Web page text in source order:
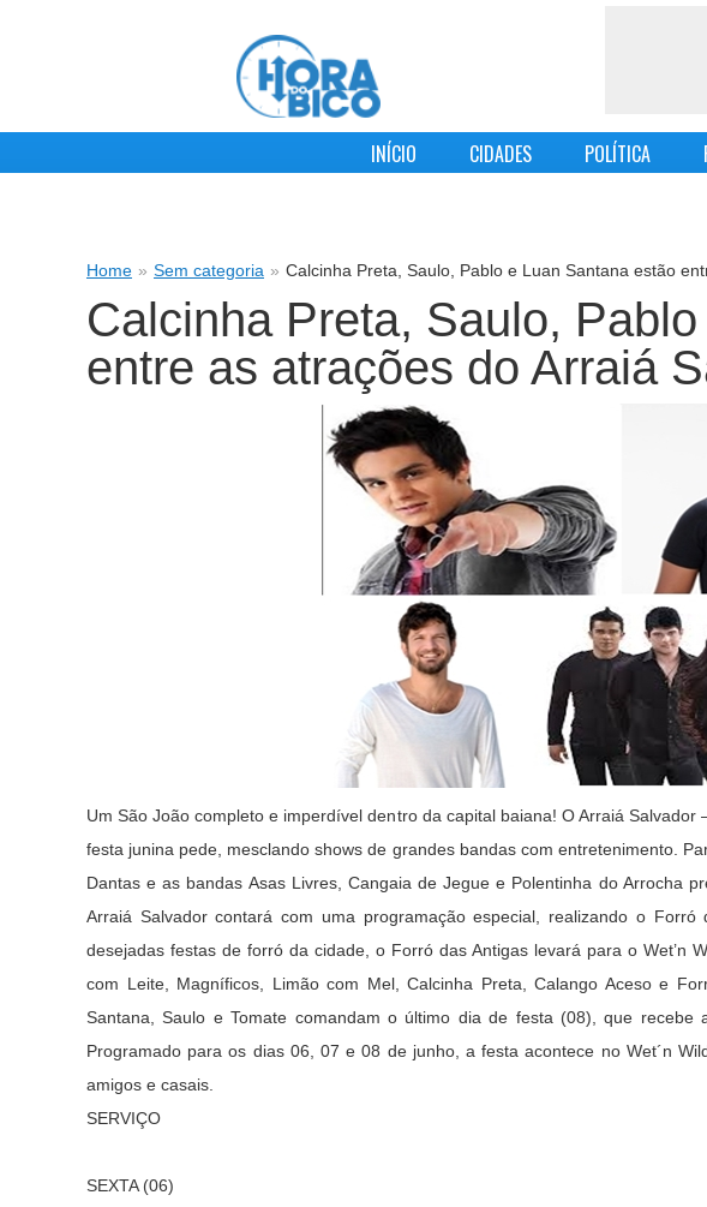
INÍCIO CIDADES POLÍTICA
Home » Sem categoria » Calcinha Preta, Saulo, Pablo e Luan Santana estão
Calcinha Preta, Saulo,
entre as atrações do Arraiá
Um São João completo e imperdível dentro da capital baiana! O Arraiá Salvador
festa junina pede, mesclando shows de grandes bandas com entretenimento.
Dantas e as bandas Asas Livres, Cangaia de Jegue e Polentinha do Arrocha
Arraiá Salvador contará com uma programação especial, realizando o
desejadas festas de forró da cidade, o Forró das Antigas levará para o Wet’n
com Leite, Magníficos, Limão com Mel, Calcinha Preta, Calango Aceso e
Santana, Saulo e Tomate comandam o último dia de festa (08), que recebe
Programado para os dias 06, 07 e 08 de junho, a festa acontece no Wet´n
amigos e casais.
SERVIÇO
SEXTA (06)